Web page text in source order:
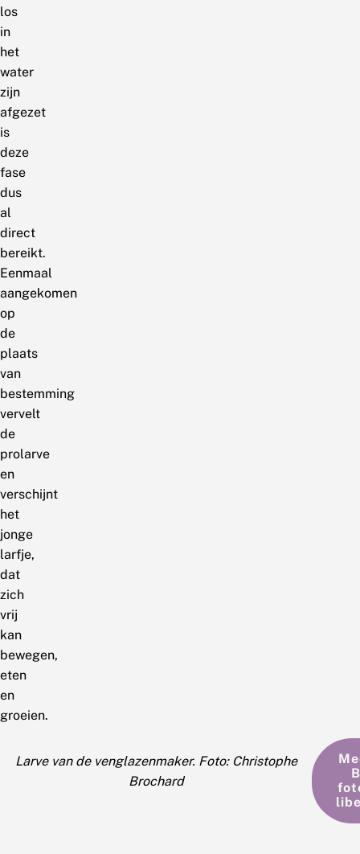
los
in
het
water
zijn
afgezet
is
deze
fase
dus
al
direct
bereikt.
Eenmaal
aangekomen
op
de
plaats
van
bestemming
vervelt
de
prolarve
en
verschijnt
het
jonge
larfje,
dat
zich
vrij
kan
bewegen,
eten
en
groeien.
Larve van de venglazenmaker. Foto: Christophe
Brochard